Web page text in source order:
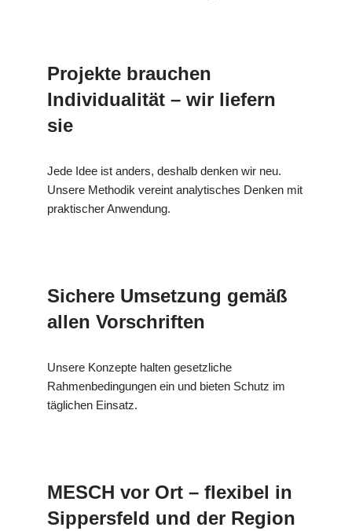
Projekte brauchen
Individualität – wir liefern
sie
Jede Idee ist anders, deshalb denken wir neu.
Unsere Methodik vereint analytisches Denken mit
praktischer Anwendung.
Sichere Umsetzung gemäß
allen Vorschriften
Unsere Konzepte halten gesetzliche
Rahmenbedingungen ein und bieten Schutz im
täglichen Einsatz.
MESCH vor Ort – flexibel in
Sippersfeld und der Region